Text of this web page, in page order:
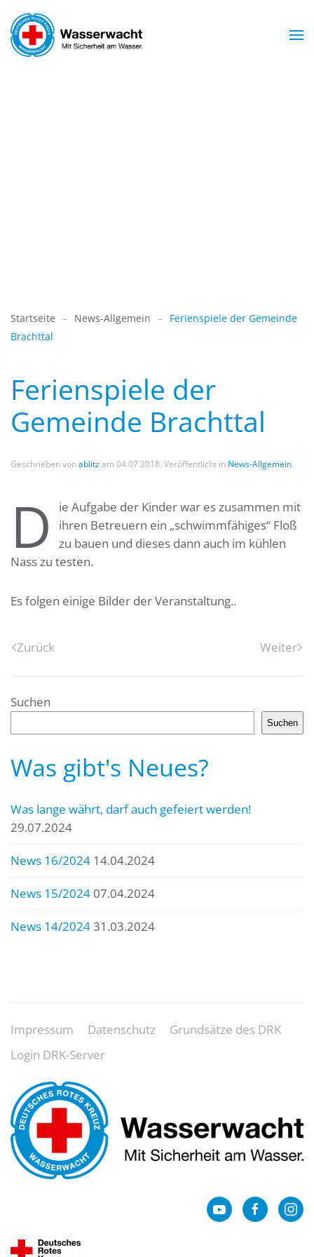
Zum Hauptinhalt springen
Startseite News-Allgemein
Ferienspiele der Gemeinde
Brachttal
Ferienspiele der
Gemeinde Brachttal
Geschrieben vonablitzam 04.07.2018. Veröffentlicht in News-Allgemein.
D
ie Aufgabe der Kinder war es zusammen mit
ihren Betreuern ein „schwimmfähiges“ Floß
zu bauen und dieses dann auch im kühlen
Nass zu testen.
Es folgen einige Bilder der Veranstaltung..
Zurück Weiter
Suchen
Suchen
Was gibt's Neues?
Was lange währt, darf auch gefeiert werden!
29.07.2024
News 16/2024 14.04.2024
News 15/2024 07.04.2024
News 14/202431.03.2024
Impressum Datenschutz
Grundsätze des DRK
Login DRK-Server